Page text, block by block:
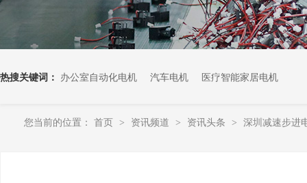
热搜关键词： 办公室自动化电机 汽车电机 医疗智能家居电机
您当前的位置： 首页 > 资讯频道 > 资讯头条 > 深圳减速步进